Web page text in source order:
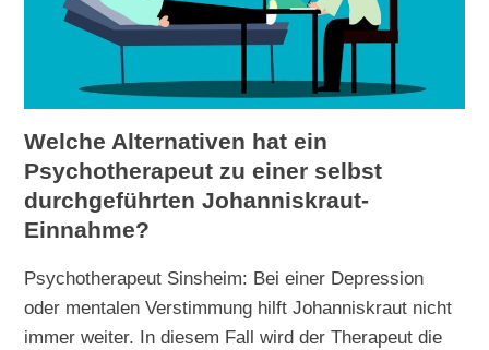
Welche Alternativen hat ein
Psychotherapeut zu einer selbst
durchgeführten Johanniskraut-
Einnahme?
Psychotherapeut Sinsheim: Bei einer Depression
oder mentalen Verstimmung hilft Johanniskraut nicht
immer weiter. In diesem Fall wird der Therapeut die